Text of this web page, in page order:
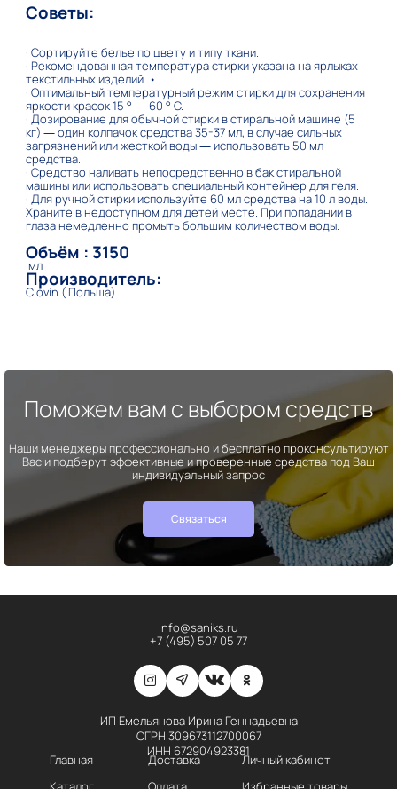
Советы:
· Сортируйте белье по цвету и типу ткани.
· Рекомендованная температура стирки указана на ярлыках
текстильных изделий. •
· Оптимальный температурный режим стирки для сохранения
яркости красок 15 ° ― 60 ° С.
· Дозирование для обычной стирки в стиральной машине (5
кг) ― один колпачок средства 35-37 мл, в случае сильных
загрязнений или жесткой воды ― использовать 50 мл
средства.
· Средство наливать непосредственно в бак стиральной
машины или использовать специальный контейнер для геля.
· Для ручной стирки используйте 60 мл средства на 10 л воды.
Храните в недоступном для детей месте. При попадании в
глаза немедленно промыть большим количеством воды.
Объём : 3150
мл
Производитель:
Clovin ( Польша)
Поможем вам с выбором средств
Наши менеджеры профессионально и бесплатно проконсультируют
Вас и подберут эффективные и проверенные средства под Ваш
индивидуальный запрос
Связаться
info@saniks.ru
+7 (495) 507 05 77
ИП Емельянова Ирина Геннадьевна
ОГРН 309673112700067
ИНН 672904923381
Главная
Доставка
Личный кабинет